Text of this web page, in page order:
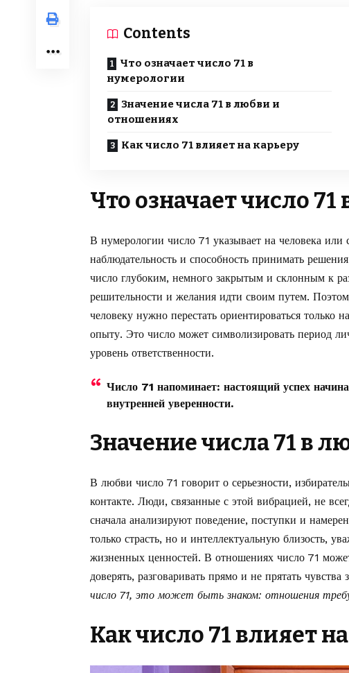
Contents
Что означает число 71 в
нумерологии
Значение числа 71 в любви и
отношениях
Как число 71 влияет на карьеру
Что означает число
В нумерологии число 71 указывает на человека
наблюдательность и способность принимать
число глубоким, немного закрытым и склонным к
решительности и желания идти своим путем.
человеку нужно перестать ориентироваться только
опыту. Это число может символизировать период
уровень ответственности.
Число 71 напоминает: настоящий успех
внутренней уверенности.
Значение числа 71 в
В любви число 71 говорит о серьезности,
контакте. Люди, связанные с этой вибрацией, не
сначала анализируют поведение, поступки и
только страсть, но и интеллектуальную близость,
жизненных ценностей. В отношениях число 71
доверять, разговаривать прямо и не прятать чувства
число 71, это может быть знаком: отношения
Как число 71 влияет